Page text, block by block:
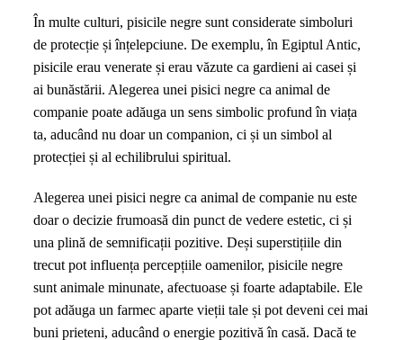
În multe culturi, pisicile negre sunt considerate simboluri
de protecție și înțelepciune. De exemplu, în Egiptul Antic,
pisicile erau venerate și erau văzute ca gardieni ai casei și
ai bunăstării. Alegerea unei pisici negre ca animal de
companie poate adăuga un sens simbolic profund în viața
ta, aducând nu doar un companion, ci și un simbol al
protecției și al echilibrului spiritual.
Alegerea unei pisici negre ca animal de companie nu este
doar o decizie frumoasă din punct de vedere estetic, ci și
una plină de semnificații pozitive. Deși superstițiile din
trecut pot influența percepțiile oamenilor, pisicile negre
sunt animale minunate, afectuoase și foarte adaptabile. Ele
pot adăuga un farmec aparte vieții tale și pot deveni cei mai
buni prieteni, aducând o energie pozitivă în casă. Dacă te